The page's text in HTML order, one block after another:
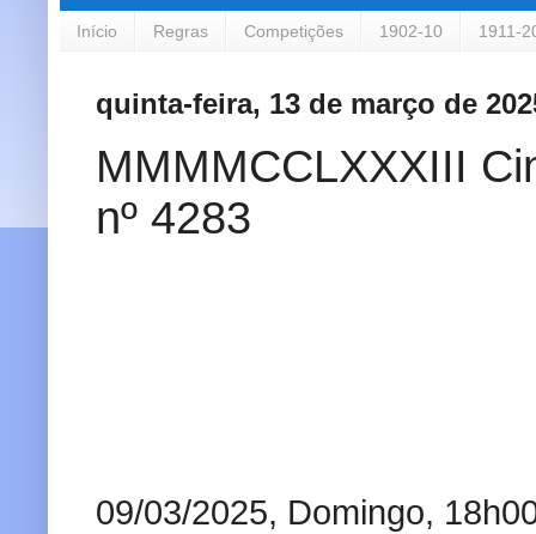
Início Regras Competições 1902-10 1911-
quinta-feira, 13 de março de
MMMMCCLXXXIII
nº 4283
09/03/2025, Domingo,